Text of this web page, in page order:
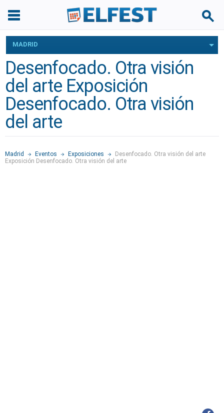
MADRID
Desenfocado. Otra visión
del arte Exposición
Desenfocado. Otra visión
del arte
Madrid Eventos Exposiciones
Desenfocado. Otra visión del arte
Exposición Desenfocado. Otra visión del arte